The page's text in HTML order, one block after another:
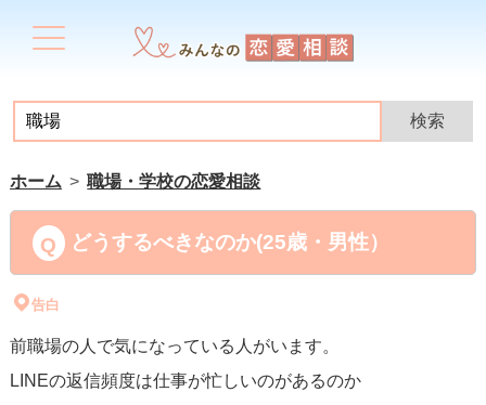
ホーム 職場・学校の恋愛相談
どうするべきなのか(25歳・男性）
告白
前職場の人で気になっている人がいます。
LINEの返信頻度は仕事が忙しいのがあるのか